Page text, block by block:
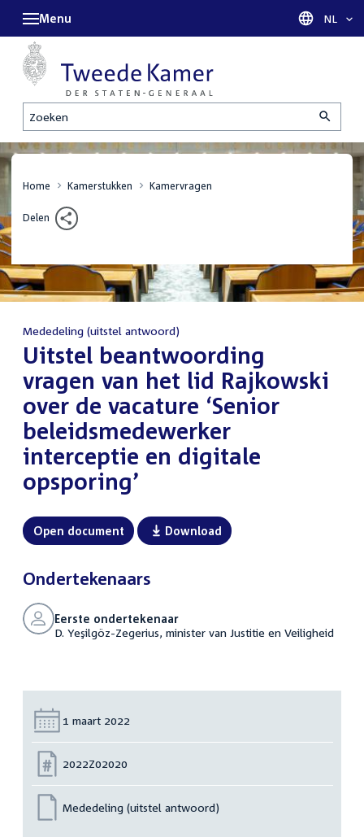
Zoeken
Menu Taal
NL
Home Kamerstukken Kamervragen
Delen
Mededeling (uitstel antwoord)
:Uitstel beantwoording
vragen van het lid Rajkowski
over de vacature ‘Senior
beleidsmedewerker
interceptie en digitale
opsporing’
Open document Download
Ondertekenaars
Eerste ondertekenaar
D. Yeşilgöz-Zegerius, minister van Justitie en Veiligheid
Datum:
1 maart 2022
Nummer:
2022Z02020
Mededeling (uitstel antwoord)